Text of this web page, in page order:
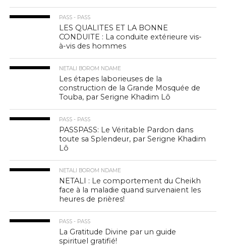
PASS - PASS
LES QUALITES ET LA BONNE
CONDUITE : La conduite extérieure vis-
à-vis des hommes
NETALI BOROM NDAME
Les étapes laborieuses de la
construction de la Grande Mosquée de
Touba, par Serigne Khadim Lô
PASS - PASS
PASSPASS: Le Véritable Pardon dans
toute sa Splendeur, par Serigne Khadim
Lô
NETALI BOROM NDAME
NETALI : Le comportement du Cheikh
face à la maladie quand survenaient les
heures de prières!
PASS - PASS
La Gratitude Divine par un guide
spirituel gratifié!